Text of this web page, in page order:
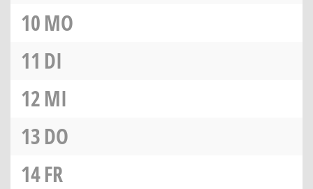
10MO
11 DI
12MI
13DO
14FR